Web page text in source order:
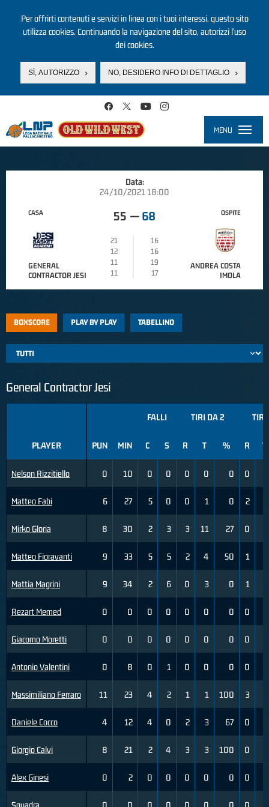
Per offrirti contenuti e servizi in linea con i tuoi interessi, questo sito
utilizza cookies. Continuando la navigazione del sito, autorizzi l’uso
dei cookies.
SÌ, AUTORIZZO NO, DESIDERO INFO DI DETTAGLIO
MENU
Data:
24/10/2021 18:00
CASA
GENERAL
CONTRACTOR JESI
55 — 68
21
16
12
16
11
19
11
17
OSPITE
ANDREA COSTA
IMOLA
BOXSCORE PLAY BY PLAY TABELLINO
General Contractor Jesi
PLAYER
Nelson Rizzitiello
Matteo Fabi
Mirko Gloria
Matteo Fioravanti
Mattia Magrini
Rezart Memed
Giacomo Moretti
Antonio Valentini
Massimiliano Ferraro
Daniele Cocco
Giorgio Calvi
Alex Ginesi
FALLI TIRI DA 2 TIRI
PUN MIN C S R T % R T
0 10 0 0 0 0 0 0
6 27 5 0 0 1 0 2
8 30 2 3 3 11 27 0
9 33 5 5 2 4 50 1
9 34 2 6 0 3 0 1
0 0 0 0 0 0 0 0
0 0 0 0 0 0 0 0
0 8 0 1 0 0 0 0
11 23 4 2 1 1 100 3
4 12 4 0 2 3 67 0
8 21 2 4 3 3 100 0
0 2 0 0 0 0 0 0